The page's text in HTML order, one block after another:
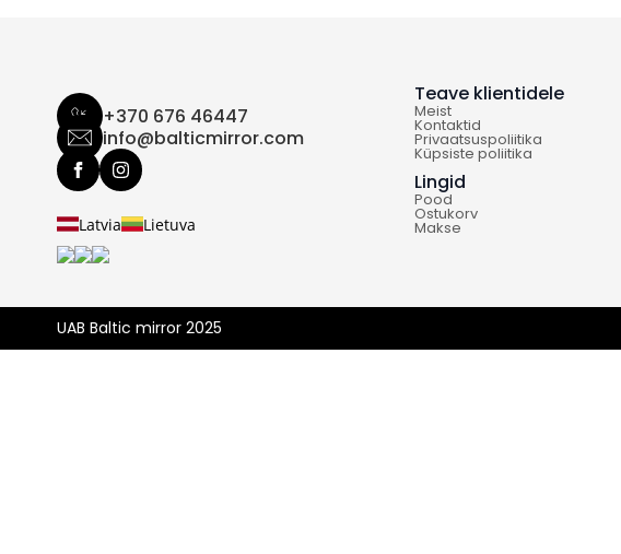
+370 676 46447
info@balticmirror.com
Latvia Lietuva
Teave klientidele
Meist
Kontaktid
Privaatsuspoliitika
Küpsiste poliitika
Lingid
Pood
Ostukorv
Makse
UAB Baltic mirror 2025